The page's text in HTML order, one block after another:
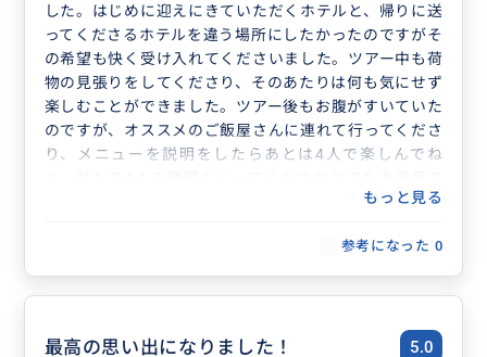
した。はじめに迎えにきていただくホテルと、帰りに送
ってくださるホテルを違う場所にしたかったのですがそ
の希望も快く受け入れてくださいました。ツアー中も荷
物の見張りをしてくださり、そのあたりは何も気にせず
楽しむことができました。ツアー後もお腹がすいていた
のですが、オススメのご飯屋さんに連れて行ってくださ
り、メニューを説明をしたらあとは4人で楽しんでね
もっと見る
参考になった 0
最高の思い出になりました！ 5.0